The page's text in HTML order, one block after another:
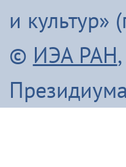
и
© ИЭА РАН